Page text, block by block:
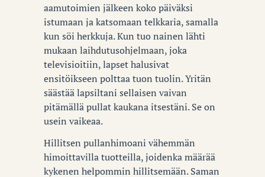
aamutoimien jälkeen koko päiväksi
istumaan ja katsomaan telkkaria, samalla
kun söi herkkuja. Kun tuo nainen lähti
mukaan laihdutusohjelmaan, joka
televisioitiin, lapset halusivat
ensitöikseen polttaa tuon tuolin. Yritän
säästää lapsiltani sellaisen vaivan
pitämällä pullat kaukana itsestäni. Se on
usein vaikeaa.
Hillitsen pullanhimoani vähemmän
himoittavilla tuotteilla, joidenka määrää
kykenen helpommin hillitsemään. Saman